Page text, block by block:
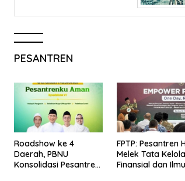
PESANTREN
Roadshow ke 4
Daerah, PBNU
Konsolidasi Pesantren
FPTP: Pesantren
Melek Tata Kelola
Finansial dan Ilmu